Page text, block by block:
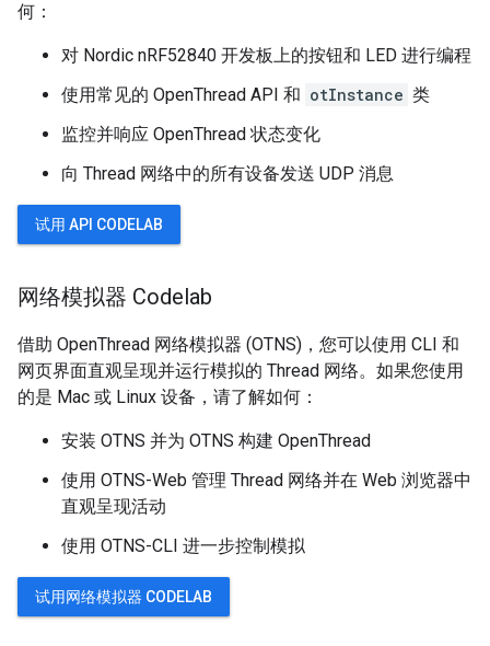
何：
对 Nordic nRF52840 开发板上的按钮和 LED 进行编程
使用常见的 OpenThread API 和 otInstance 类
监控并响应 OpenThread 状态变化
向 Thread 网络中的所有设备发送 UDP 消息
试用 API CODELAB
网络模拟器 Codelab
借助 OpenThread 网络模拟器 (OTNS)，您可以使用 CLI 和
网页界面直观呈现并运行模拟的 Thread 网络。如果您使用
的是 Mac 或 Linux 设备，请了解如何：
安装 OTNS 并为 OTNS 构建 OpenThread
使用 OTNS-Web 管理 Thread 网络并在 Web 浏览器中
直观呈现活动
使用 OTNS-CLI 进一步控制模拟
试用网络模拟器 CODELAB